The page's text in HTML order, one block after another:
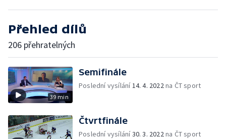
Přehled dílů
206 přehratelných
39 min
Semifinále
Poslední vysílání14. 4. 2022na ČT sport
Čtvrtfinále
Poslední vysílání30. 3. 2022na ČT sport